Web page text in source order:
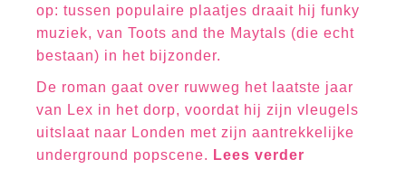
op: tussen populaire plaatjes draait hij funky
muziek, van Toots and the Maytals (die echt
bestaan) in het bijzonder.
De roman gaat over ruwweg het laatste jaar
van Lex in het dorp, voordat hij zijn vleugels
uitslaat naar Londen met zijn aantrekkelijke
underground popscene. Lees verder